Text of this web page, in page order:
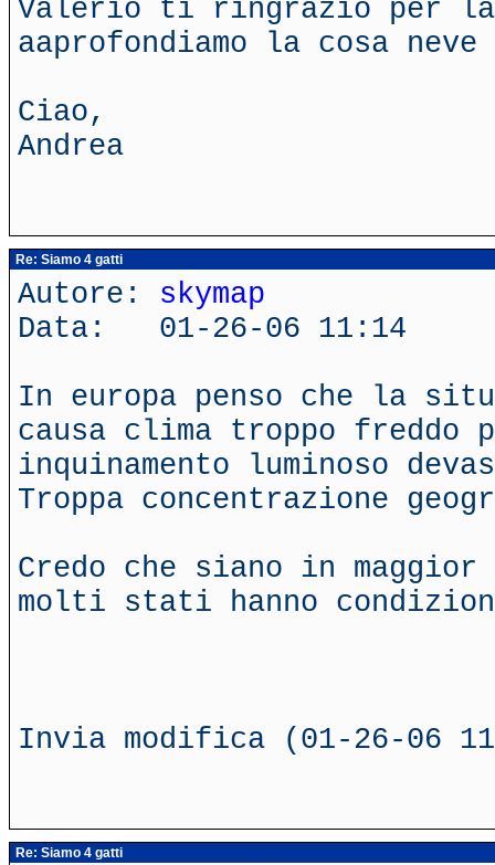
Valerio ti ringrazio per
aaprofondiamo la cosa
Ciao,
Andrea
Re: Siamo 4 gatti
Autore: skymap
Data: 01-26-06 11:14
In europa penso che la
causa clima troppo freddo
inquinamento luminoso
Troppa concentrazione
Credo che siano in maggior
molti stati hanno
Invia modifica (01-26-06
Re: Siamo 4 gatti